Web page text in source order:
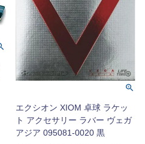
エクシオン XIOM 卓球 ラケッ
ト アクセサリー ラバー ヴェガ
アジア 095081-0020 黒